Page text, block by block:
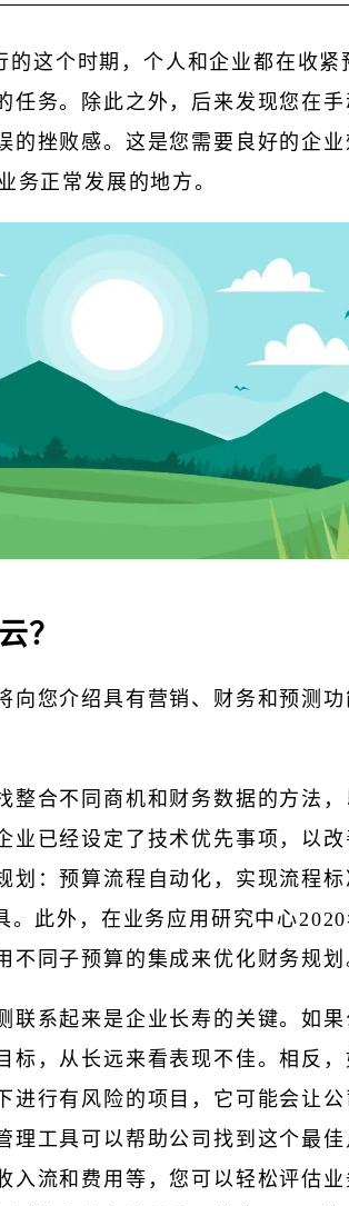
这个时期，个人和企业都在收紧
任务。除此之外，后来发现您在手
的挫败感。这是您需要良好的企
务正常发展的地方。
？
向您介绍具有营销、财务和预测
整合不同商机和财务数据的方法
业已经设定了技术优先事项，以
划：预算流程自动化，实现流程
。此外，在业务应用研究中心2020
不同子预算的集成来优化财务规划
联系起来是企业长寿的关键。如
标，从长远来看表现不佳。相反
进行有风险的项目，它可能会让
理工具可以帮助公司找到这个最佳
入流和费用等，您可以轻松评估业